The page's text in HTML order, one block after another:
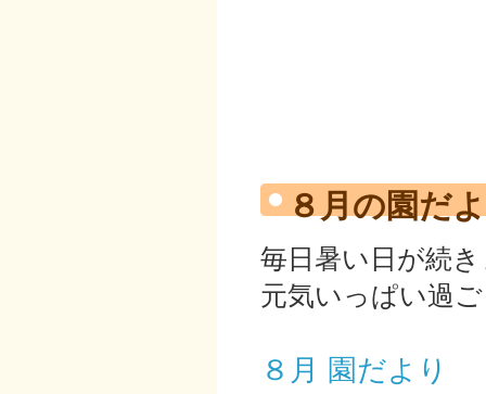
８月の園だ
毎日暑い日が続
元気いっぱい過
８月 園だより